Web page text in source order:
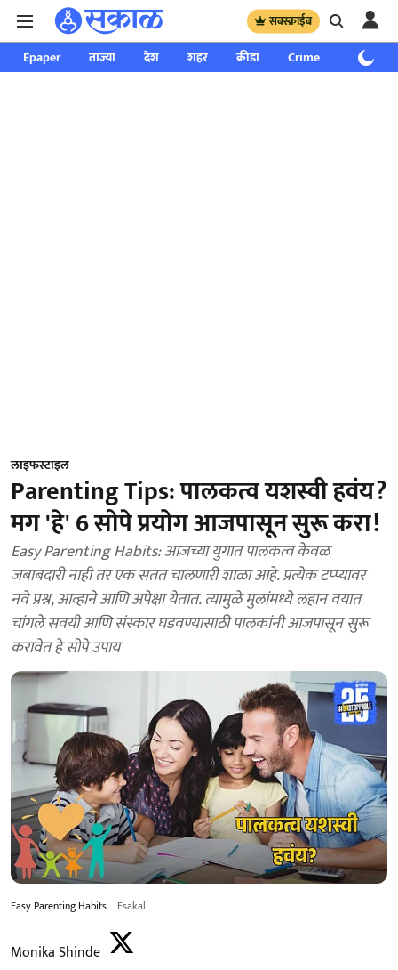
सबस्क्राईब
Epaper ताज्या देश शहर क्रीडा Crime साप्ताहिक
लाइफस्टाइल
Parenting Tips: पालकत्व यशस्वी हवंय?
मग 'हे' 6 सोपे प्रयोग आजपासून सुरू करा!
Easy Parenting Habits: आजच्या युगात पालकत्व केवळ
जबाबदारी नाही तर एक सतत चालणारी शाळा आहे. प्रत्येक टप्प्यावर
नवे प्रश्न, आव्हाने आणि अपेक्षा येतात. त्यामुळे मुलांमध्ये लहान वयात
चांगले सवयी आणि संस्कार घडवण्यासाठी पालकांनी आजपासून सुरू
करावेत हे सोपे उपाय
Easy Parenting Habits Esakal
Monika Shinde